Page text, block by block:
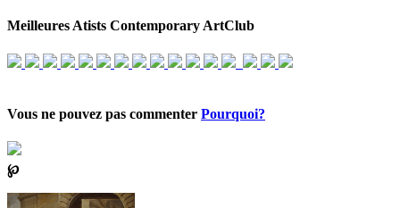
Meilleures Atists Contemporary ArtClub
Vous ne pouvez pas commenter Pourquoi?
℘